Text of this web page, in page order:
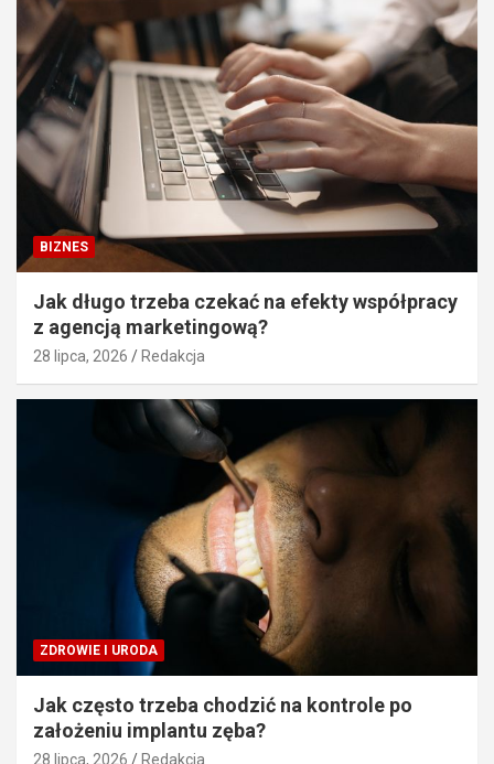
BIZNES
Jak długo trzeba czekać na efekty współpracy
z agencją marketingową?
28 lipca, 2026 Redakcja
ZDROWIE I URODA
Jak często trzeba chodzić na kontrole po
założeniu implantu zęba?
28 lipca, 2026 Redakcja